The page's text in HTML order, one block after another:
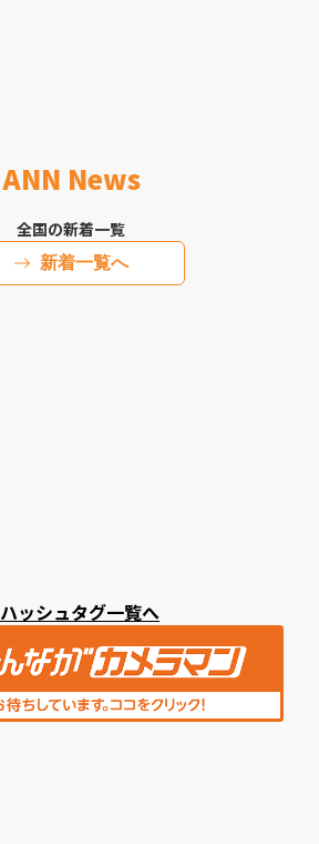
ANN News
全国の新着一覧
新着一覧へ
ハッシュタグ一覧へ